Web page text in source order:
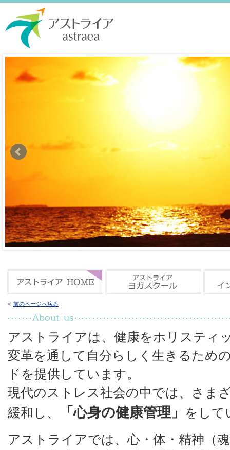
前のページへ戻る
アストライアは、健康をホリスティ
変革を通して自分らしく生きるため
ドを提供しています。
現代のストレス社会の中では、さま
緩和し、
「心身の健康管理」
をして
アストライアでは、心・体・精神（